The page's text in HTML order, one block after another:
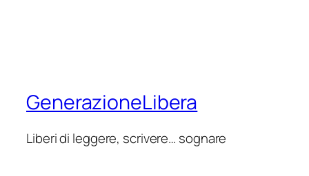
GenerazioneLibera
Liberi di leggere, scrivere… sognare